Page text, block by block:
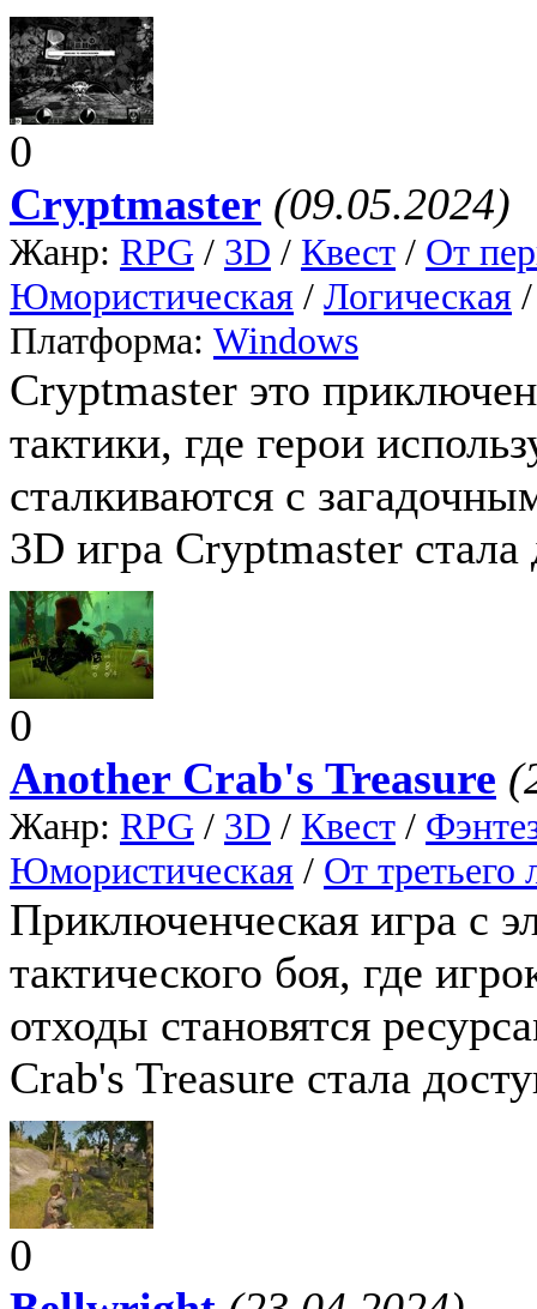
0
Cryptmaster (09.05.2024)
Жанр: RPG / 3D / Квест / От
Юмористическая / Логическая
Платформа: Windows
Cryptmaster это
тактики, где герои
сталкиваются с
3D игра Cryptmaster
0
Another Crab's Treasure
Жанр: RPG / 3D / Квест /
Юмористическая / От третьего
Приключенческая игра с
тактического боя, где
отходы становятся
Crab's Treasure стала
0